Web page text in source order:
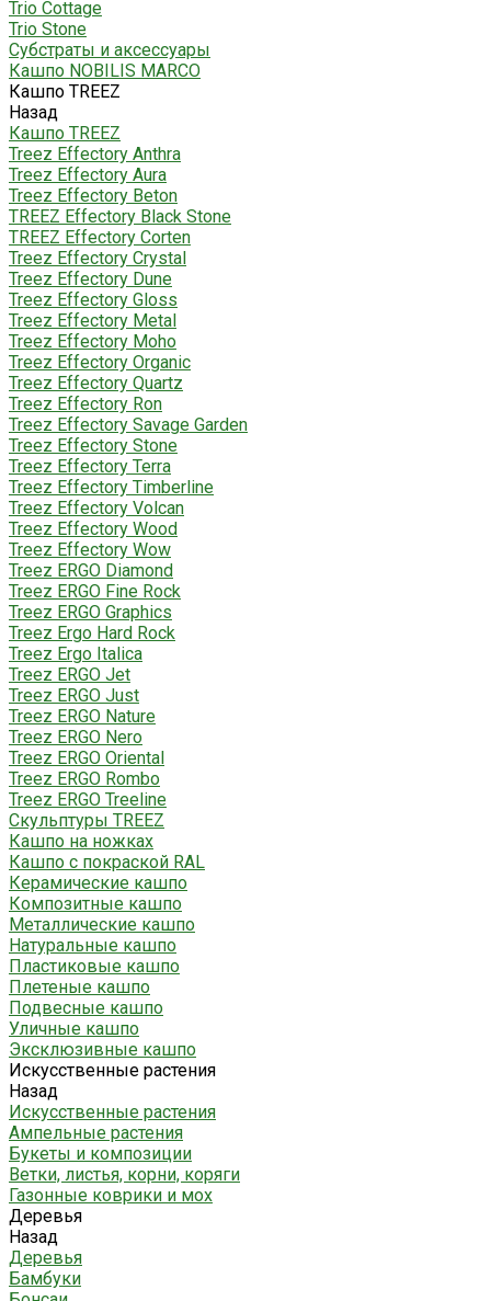
Trio Cottage
Trio Stone
Субстраты и аксессуары
Кашпо NOBILIS MARCO
Кашпо TREEZ
Назад
Кашпо TREEZ
Treez Effectory Anthra
Treez Effectory Aura
Treez Effectory Beton
TREEZ Effectory Black Stone
TREEZ Effectory Corten
Treez Effectory Crystal
Treez Effectory Dune
Treez Effectory Gloss
Treez Effectory Metal
Treez Effectory Moho
Treez Effectory Organic
Treez Effectory Quartz
Treez Effectory Ron
Treez Effectory Savage Garden
Treez Effectory Stone
Treez Effectory Terra
Treez Effectory Timberline
Treez Effectory Volcan
Treez Effectory Wood
Treez Effectory Wow
Treez ERGO Diamond
Treez ERGO Fine Rock
Treez ERGO Graphics
Treez Ergo Hard Rock
Treez Ergo Italica
Treez ERGO Jet
Treez ERGO Just
Treez ERGO Nature
Treez ERGO Nero
Treez ERGO Oriental
Treez ERGO Rombo
Treez ERGO Treeline
Скульптуры TREEZ
Кашпо на ножках
Кашпо с покраской RAL
Керамические кашпо
Композитные кашпо
Металлические кашпо
Натуральные кашпо
Пластиковые кашпо
Плетеные кашпо
Подвесные кашпо
Уличные кашпо
Эксклюзивные кашпо
Искусственные растения
Назад
Искусственные растения
Ампельные растения
Букеты и композиции
Ветки, листья, корни, коряги
Газонные коврики и мох
Деревья
Назад
Деревья
Бамбуки